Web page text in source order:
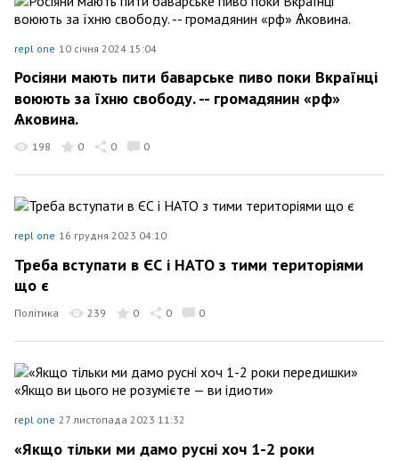
repl one 10 січня 2024 15:04
Росіяни мають пити баварське пиво поки Вкраїнці
воюють за їхню свободу. -- громадянин «рф»
Ѧковина.
198 0 0 0
repl one 16 грудня 2023 04:10
Треба вступати в ЄС і НАТО з тими територіями
що є
Політика 239 0 0 0
repl one 27 листопада 2023 11:32
«Якщо тільки ми дамо русні хоч 1-2 роки